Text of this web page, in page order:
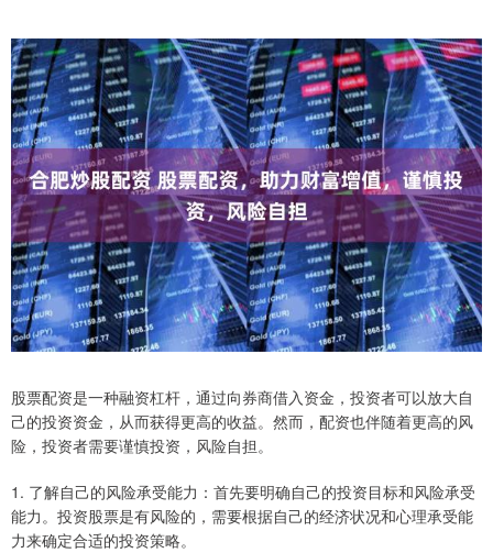
股票配资是一种融资杠杆，通过向券商借入资金，投资者可以放大自
己的投资资金，从而获得更高的收益。然而，配资也伴随着更高的风
险，投资者需要谨慎投资，风险自担。
1. 了解自己的风险承受能力：首先要明确自己的投资目标和风险承受
能力。投资股票是有风险的，需要根据自己的经济状况和心理承受能
力来确定合适的投资策略。